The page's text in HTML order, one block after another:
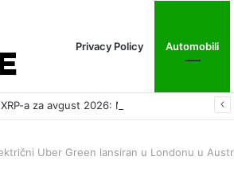
Privacy Policy Automobili
Uber Green lansiran u Londonu u